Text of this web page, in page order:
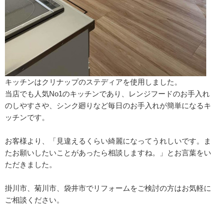
キッチンはクリナップのステディアを使用しました。
当店でも人気No1のキッチンであり、レンジフードのお手入れ
のしやすさや、シンク廻りなど毎日のお手入れが簡単になるキ
ッチンです。
お客様より、「見違えるくらい綺麗になってうれしいです。ま
たお願いしたいことがあったら相談しますね。」とお言葉をい
ただきました。
掛川市、菊川市、袋井市でリフォームをご検討の方はお気軽に
ご相談ください。